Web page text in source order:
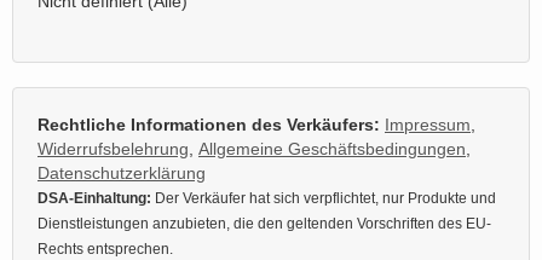
Rechtliche Informationen des Verkäufers: Impressum,
Widerrufsbelehrung, Allgemeine Geschäftsbedingungen,
Datenschutzerklärung
DSA-Einhaltung: Der Verkäufer hat sich verpflichtet, nur Produkte und
Dienstleistungen anzubieten, die den geltenden Vorschriften des EU-
Rechts entsprechen.